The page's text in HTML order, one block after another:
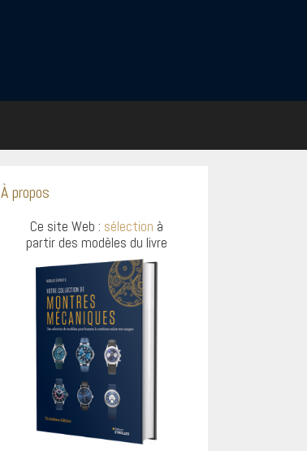
À propos
Ce site Web : sélection à
partir des modèles du livre